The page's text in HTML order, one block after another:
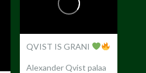
QVIST IS GRANI
Alexander Qvist palaa